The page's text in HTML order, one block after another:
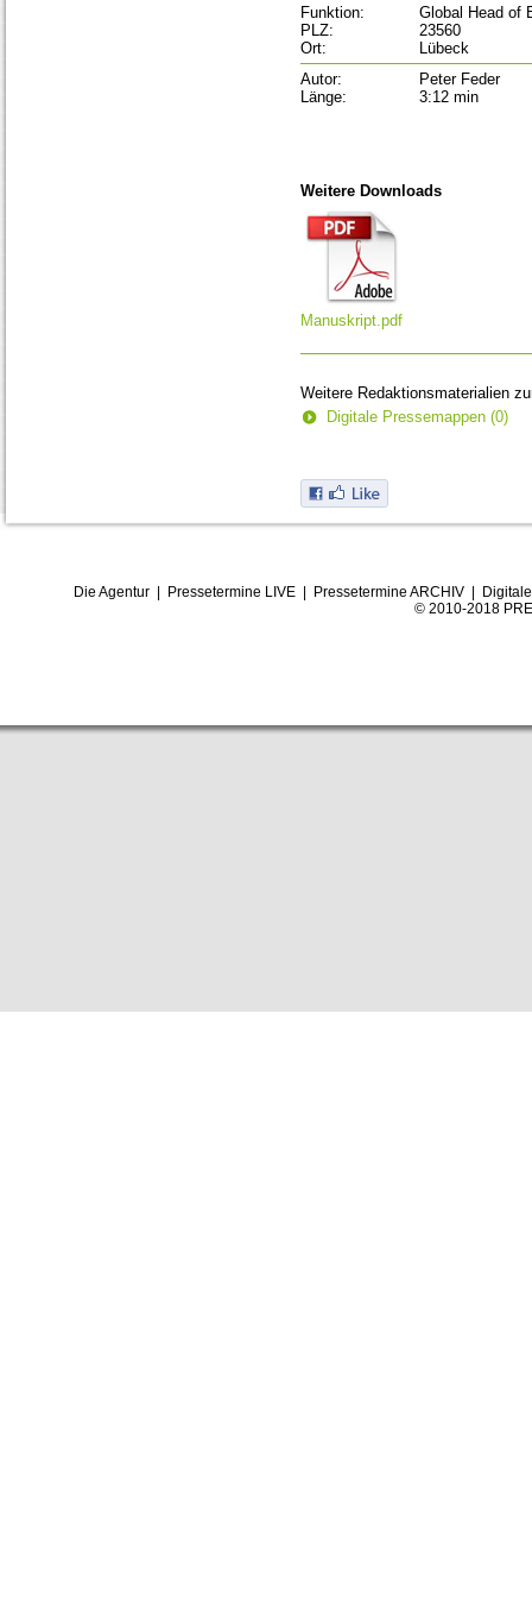
Funktion:
Global Head of
PLZ:
23560
Ort:
Lübeck
Autor:
Peter Feder
Länge:
3:12 min
Weitere Downloads
Manuskript.pdf
Weitere Redaktionsmaterialien
Digitale Pressemappen (0)
Die Agentur| Pressetermine LIVE| Pressetermine ARCHIV|
© 2010-2018